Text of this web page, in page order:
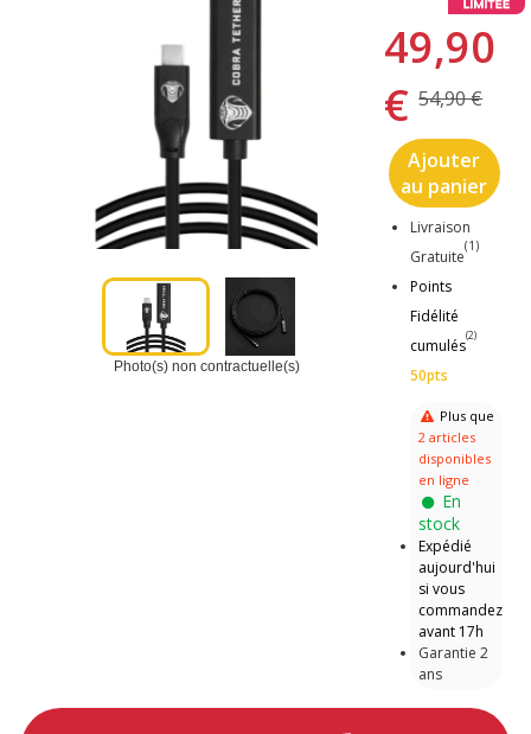
Photo(s) non contractuelle(s)
49,90
€ 54,90 €
Ajouter
au panier
Livraison
Gratuite
(1)
Points
Fidélité
cumulés
(2)
50pts
Plus que
2 articles
disponibles
en ligne
En
stock
Expédié
aujourd'hui
si vous
commandez
avant 17h
Garantie 2
ans